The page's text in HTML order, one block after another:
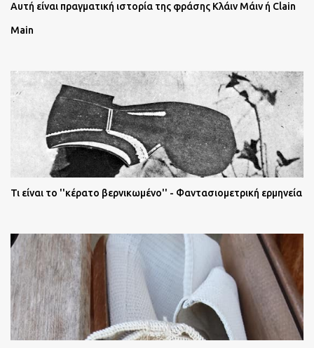
Αυτή είναι πραγματική ιστορία της φράσης Κλάιν Μάιν ή Clain
Main
Τι είναι το ''κέρατο βερνικωμένο'' - Φαντασιομετρική ερμηνεία